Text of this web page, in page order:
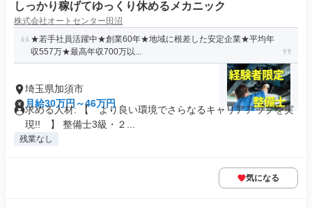
しっかり稼げてゆっくり休めるメカニック
株式会社オートセンター田沼
★若手社員活躍中★創業60年★地域に根差した安定企業★平均年
収557万★最高年収700万以...
埼玉県加須市
月給30万円～46万円
求める人材: 【 より良い環境でさらなるキャリアアップを実
現!! 】 整備士3級・２...
残業なし
気になる